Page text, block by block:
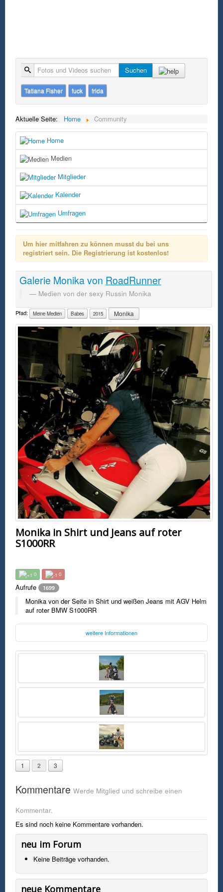
Suche Suchen
Tatiana Fisher fuck frida
Aktuelle Seite: Home Community
Home
Medien
Mitglieder
Kalender
Umfragen
Um hier mitfahren zu können musst du bei uns
registriert sein. Die Registrierung ist kostenlos!
Galerie Monikavon RoadRunner
Medien von der sexy Russin Monika
Pfad: Meine Medien Babes 2015 Monika
Monika in Shirt und Jeans auf roter
S1000RR
0 0
Aufrufe 1699
Monika von der Seite in Shirt und weißen Jeans mit AGV Helm
auf roter BMW S1000RR
weitere Informationen
Foto:Monika
instagram.com/monika9422
Dienstag, 13. Oktober 2015 17:24 Uhr
Monika von der Seite in Shirt und weißen Jeans mit AGV Helm auf roter
BMW S1000RR
1 2 3
Kommentare Werde Mitglied und schreibe einen
Kommentar.
Es sind noch keine Kommentare vorhanden.
neu im Forum
Keine Beiträge vorhanden.
neue Kommentare